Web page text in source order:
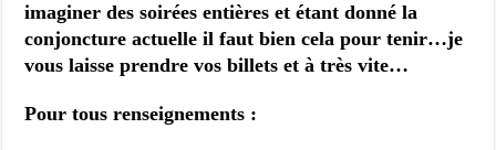
imaginer des soirées entières et étant donné la
conjoncture actuelle il faut bien cela pour tenir…je
vous laisse prendre vos billets et à très vite…
Pour tous renseignements :